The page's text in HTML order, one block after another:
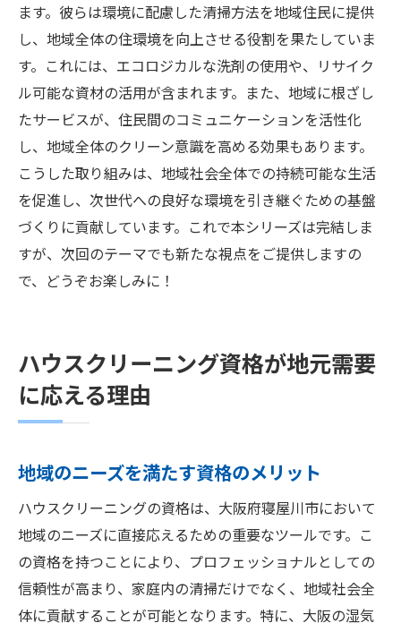
ます。彼らは環境に配慮した清掃方法を地域住民に提供
し、地域全体の住環境を向上させる役割を果たしていま
す。これには、エコロジカルな洗剤の使用や、リサイク
ル可能な資材の活用が含まれます。また、地域に根ざし
たサービスが、住民間のコミュニケーションを活性化
し、地域全体のクリーン意識を高める効果もあります。
こうした取り組みは、地域社会全体での持続可能な生活
を促進し、次世代への良好な環境を引き継ぐための基盤
づくりに貢献しています。これで本シリーズは完結しま
すが、次回のテーマでも新たな視点をご提供しますの
で、どうぞお楽しみに！
ハウスクリーニング資格が地元需要
に応える理由
地域のニーズを満たす資格のメリット
ハウスクリーニングの資格は、大阪府寝屋川市において
地域のニーズに直接応えるための重要なツールです。こ
の資格を持つことにより、プロフェッショナルとしての
信頼性が高まり、家庭内の清掃だけでなく、地域社会全
体に貢献することが可能となります。特に、大阪の湿気